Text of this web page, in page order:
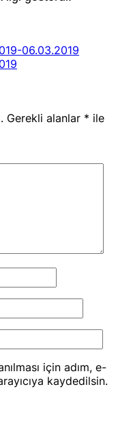
06.03.2019
Gerekli alanlar * ile
için adım, e-
kaydedilsin.